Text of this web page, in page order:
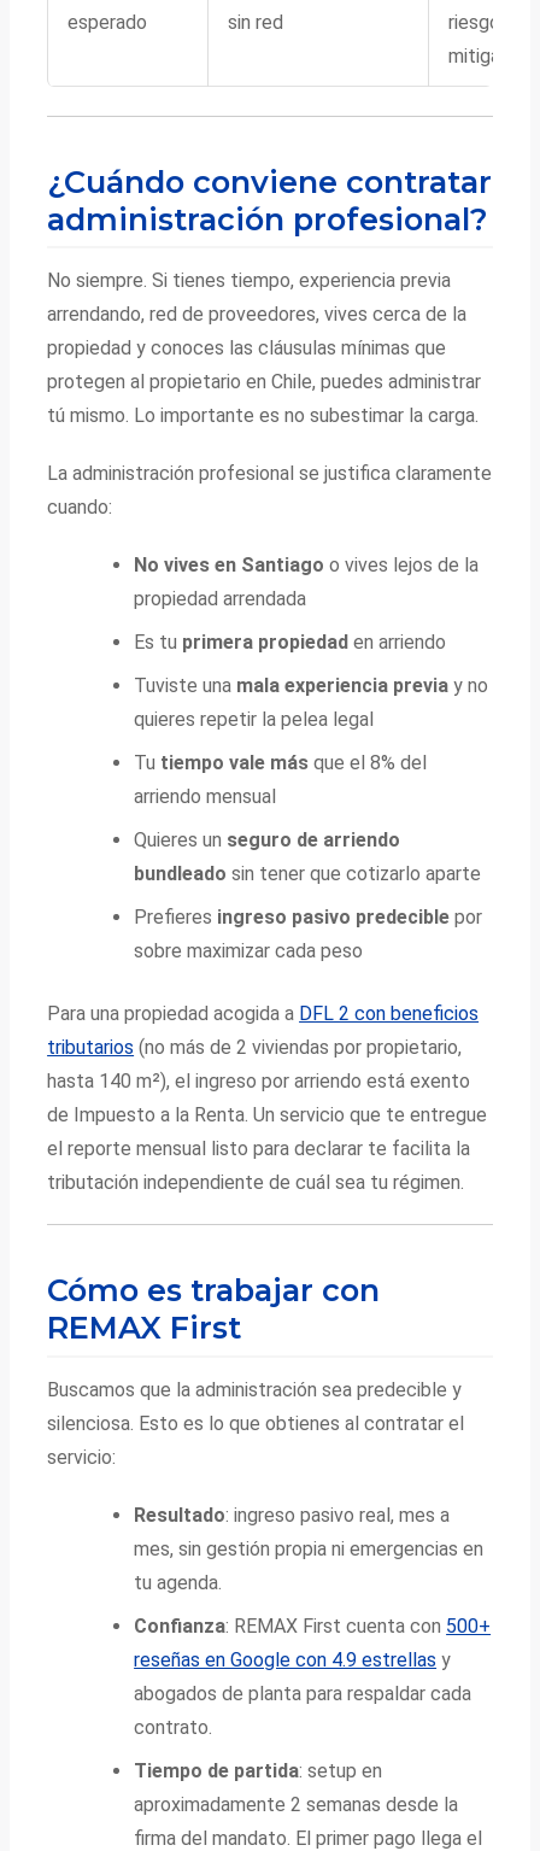
esperado sin red
riesgo
mitigado
¿Cuándo conviene contratar
administración profesional?
No siempre. Si tienes tiempo, experiencia previa
arrendando, red de proveedores, vives cerca de la
propiedad y conoces las cláusulas mínimas que
protegen al propietario en Chile, puedes administrar
tú mismo. Lo importante es no subestimar la carga.
La administración profesional se justifica claramente
cuando:
No vives en Santiago o vives lejos de la
propiedad arrendada
Es tu primera propiedad en arriendo
Tuviste una mala experiencia previa y no
quieres repetir la pelea legal
Tu tiempo vale más que el 8% del
arriendo mensual
Quieres un seguro de arriendo
bundleado sin tener que cotizarlo aparte
Prefieres ingreso pasivo predecible por
sobre maximizar cada peso
Para una propiedad acogida a DFL 2 con beneficios
tributarios (no más de 2 viviendas por propietario,
hasta 140 m²), el ingreso por arriendo está exento
de Impuesto a la Renta. Un servicio que te entregue
el reporte mensual listo para declarar te facilita la
tributación independiente de cuál sea tu régimen.
Cómo es trabajar con
REMAX First
Buscamos que la administración sea predecible y
silenciosa. Esto es lo que obtienes al contratar el
servicio:
Resultado: ingreso pasivo real, mes a
mes, sin gestión propia ni emergencias en
tu agenda.
Confianza: REMAX First cuenta con 500+
reseñas en Google con 4.9 estrellas y
abogados de planta para respaldar cada
contrato.
Tiempo de partida: setup en
aproximadamente 2 semanas desde la
firma del mandato. El primer pago llega el